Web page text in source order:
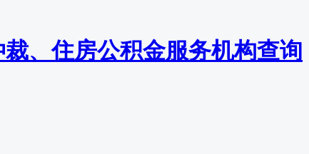
、住房公积金服务机构查询